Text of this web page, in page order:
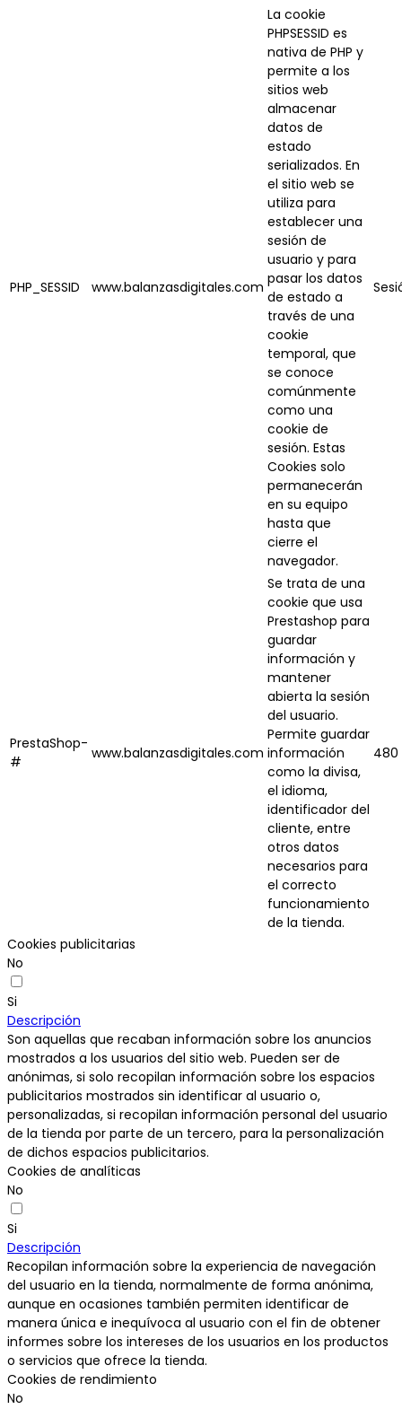
PHP_SESSID www.balanzasdigitales.com
La cookie
PHPSESSID es
nativa de PHP y
permite a los
sitios web
almacenar
datos de
estado
serializados. En
el sitio web se
utiliza para
establecer una
sesión de
usuario y para
pasar los datos
de estado a
través de una
cookie
temporal, que
se conoce
comúnmente
como una
cookie de
sesión. Estas
Cookies solo
permanecerán
en su equipo
hasta que
cierre el
navegador.
PrestaShop-
#
www.balanzasdigitales.com
Se trata de una
cookie que usa
Prestashop para
guardar
información y
mantener
abierta la sesión
del usuario.
Permite guardar
información
como la divisa,
el idioma,
identificador del
cliente, entre
otros datos
necesarios para
el correcto
funcionamiento
de la tienda.
480
Cookies publicitarias
No
Si
Descripción
Son aquellas que recaban información sobre los anuncios
mostrados a los usuarios del sitio web. Pueden ser de
anónimas, si solo recopilan información sobre los espacios
publicitarios mostrados sin identificar al usuario o,
personalizadas, si recopilan información personal del usuario
de la tienda por parte de un tercero, para la personalización
de dichos espacios publicitarios.
Cookies de analíticas
No
Si
Descripción
Recopilan información sobre la experiencia de navegación
del usuario en la tienda, normalmente de forma anónima,
aunque en ocasiones también permiten identificar de
manera única e inequívoca al usuario con el fin de obtener
informes sobre los intereses de los usuarios en los productos
o servicios que ofrece la tienda.
Cookies de rendimiento
No